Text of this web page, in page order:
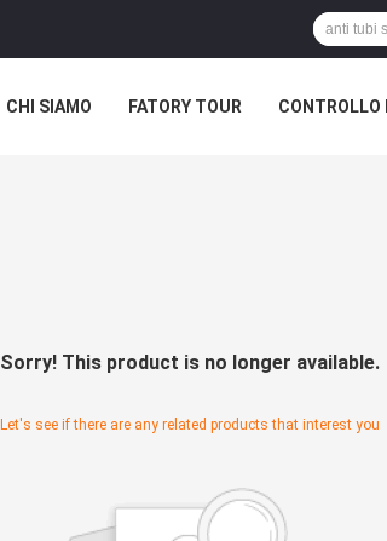
CHI SIAMO FATORY TOUR CONTROLLO
Sorry! This product is no longer available.
Let's see if there are any related products that interest you